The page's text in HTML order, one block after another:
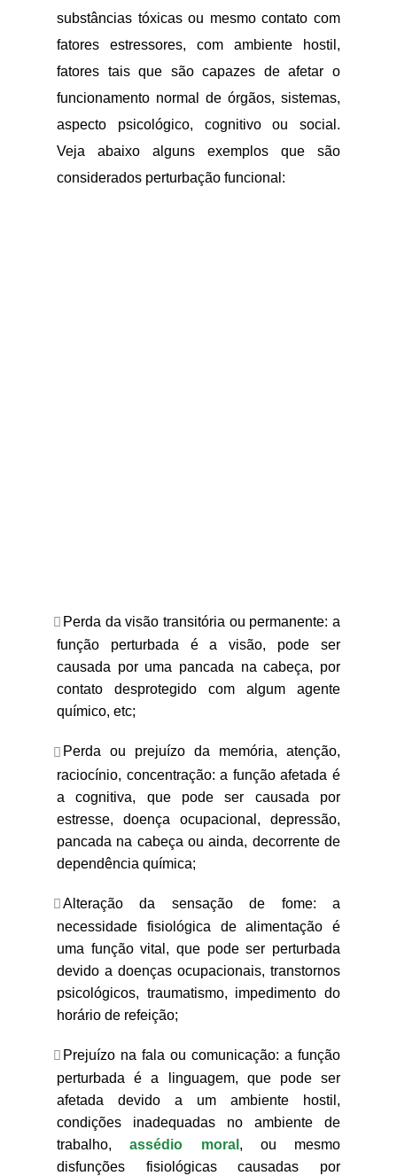
substâncias tóxicas ou mesmo contato com
fatores estressores, com ambiente hostil,
fatores tais que são capazes de afetar o
funcionamento normal de órgãos, sistemas,
aspecto psicológico, cognitivo ou social.
Veja abaixo alguns exemplos que são
considerados perturbação funcional:
Perda da visão transitória ou permanente: a
função perturbada é a visão, pode ser
causada por uma pancada na cabeça, por
contato desprotegido com algum agente
químico, etc;
Perda ou prejuízo da memória, atenção,
raciocínio, concentração: a função afetada é
a cognitiva, que pode ser causada por
estresse, doença ocupacional, depressão,
pancada na cabeça ou ainda, decorrente de
dependência química;
Alteração da sensação de fome: a
necessidade fisiológica de alimentação é
uma função vital, que pode ser perturbada
devido a doenças ocupacionais, transtornos
psicológicos, traumatismo, impedimento do
horário de refeição;
Prejuízo na fala ou comunicação: a função
perturbada é a linguagem, que pode ser
afetada devido a um ambiente hostil,
condições inadequadas no ambiente de
trabalho,assédio moral , ou mesmo
disfunções fisiológicas causadas por